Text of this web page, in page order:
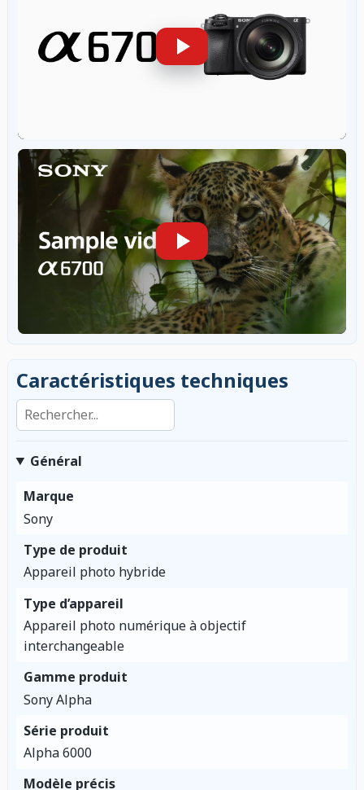
Caractéristiques techniques
Rechercher dans les caractéristiques
Général
Marque
Sony
Type de produit
Appareil photo hybride
Type d’appareil
Appareil photo numérique à objectif
interchangeable
Gamme produit
Sony Alpha
Série produit
Alpha 6000
Modèle précis